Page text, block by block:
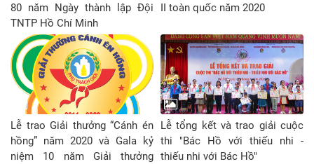
80 năm Ngày thành lập Đội
TNTP Hồ Chí Minh
II toàn quốc năm 2020
Lễ trao Giải thưởng “Cánh én
hồng” năm 2020 và Gala kỷ
niệm 10 năm Giải thưởng
Lễ tổng kết và trao giải cuộc
thi "Bác Hồ với thiếu nhi -
thiếu nhi với Bác Hồ"